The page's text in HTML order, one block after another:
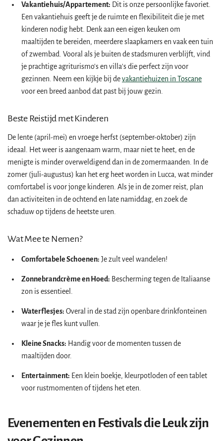
Vakantiehuis/Appartement: Dit is onze persoonlijke favoriet.
Een vakantiehuis geeft je de ruimte en flexibiliteit die je met
kinderen nodig hebt. Denk aan een eigen keuken om
maaltijden te bereiden, meerdere slaapkamers en vaak een tuin
of zwembad. Vooral als je buiten de stadsmuren verblijft, vind
je prachtige agriturismo's en villa's die perfect zijn voor
gezinnen. Neem een kijkje bij devakantiehuizen in Toscane
voor een breed aanbod dat past bij jouw gezin.
Beste Reistijd met Kinderen
De lente (april-mei) en vroege herfst (september-oktober) zijn
ideaal. Het weer is aangenaam warm, maar niet te heet, en de
menigte is minder overweldigend dan in de zomermaanden. In de
zomer (juli-augustus) kan het erg heet worden in Lucca, wat minder
comfortabel is voor jonge kinderen. Als je in de zomer reist, plan
dan activiteiten in de ochtend en late namiddag, en zoek de
schaduw op tijdens de heetste uren.
Wat Mee te Nemen?
Comfortabele Schoenen: Je zult veel wandelen!
Zonnebrandcrème en Hoed: Bescherming tegen de Italiaanse
zon is essentieel.
Waterflesjes: Overal in de stad zijn openbare drinkfonteinen
waar je je fles kunt vullen.
Kleine Snacks: Handig voor de momenten tussen de
maaltijden door.
Entertainment: Een klein boekje, kleurpotloden of een tablet
voor rustmomenten of tijdens het eten.
Evenementen en Festivals die Leuk zijn